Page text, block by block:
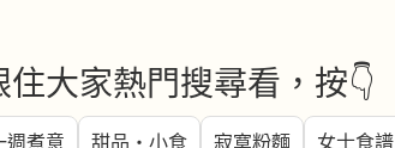
大家熱門搜尋看，按👇
週煮意 甜品・小食 寂寞粉麵 女士食譜